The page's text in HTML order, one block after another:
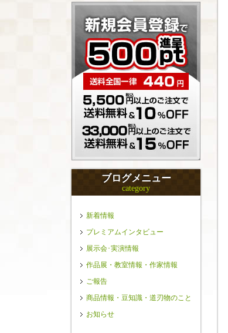
ブログメニュー
category
新着情報
プレミアムインタビュー
展示会･実演情報
作品展・教室情報・作家情報
ご報告
商品情報・豆知識・道刃物のこと
お知らせ